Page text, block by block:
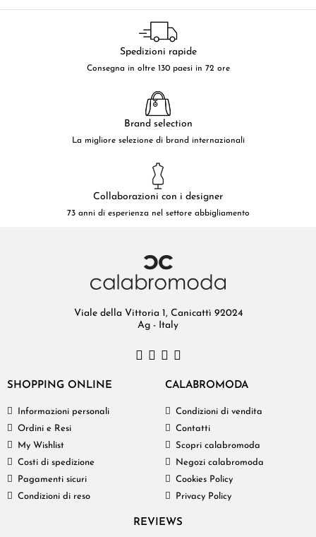
Spedizioni rapide
Consegna in oltre 130 paesi in 72 ore
Brand selection
La migliore selezione di brand internazionali
Collaborazioni con i designer
73 anni di esperienza nel settore abbigliamento
Viale della Vittoria 1, Canicattì 92024
Ag - Italy
SHOPPING ONLINE
Informazioni personali
Ordini e Resi
My Wishlist
Costi di spedizione
Pagamenti sicuri
Condizioni di reso
CALABROMODA
Condizioni di vendita
Contatti
Scopri calabromoda
Negozi calabromoda
Cookies Policy
Privacy Policy
REVIEWS